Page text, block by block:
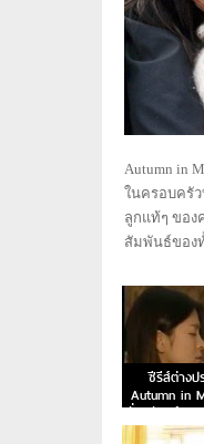
Autumn in
ในครอบครั
ลูกแท้ๆ ของ
สัมพันธ์ของ
ซีรีส์ต่างป
Autumn in
ชั่วนิรันดร์ พ